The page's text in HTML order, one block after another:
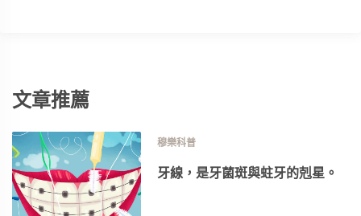
文章推薦
穆樂科普
牙線，是牙菌斑與蛀牙的剋星。